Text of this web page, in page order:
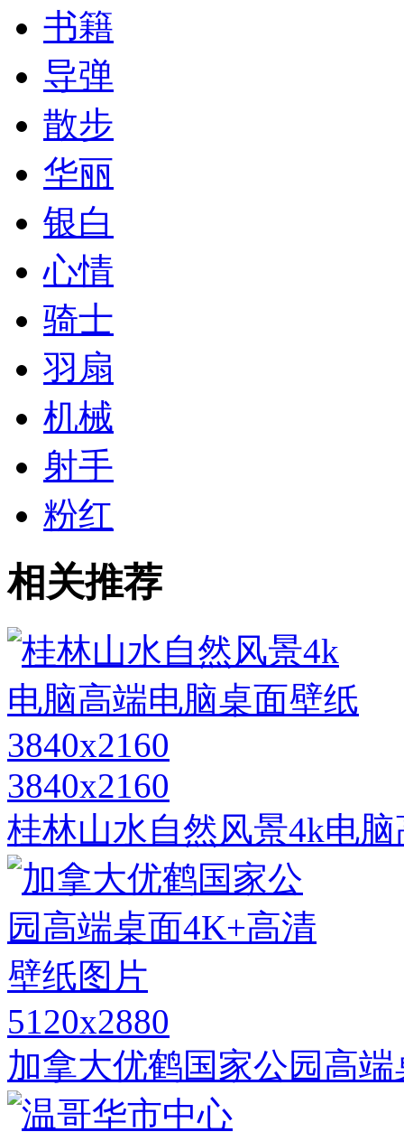
书籍
导弹
散步
华丽
银白
心情
骑士
羽扇
机械
射手
粉红
相关推荐
3840x2160
桂林山水自然风景4k电
5120x2880
加拿大优鹤国家公园高